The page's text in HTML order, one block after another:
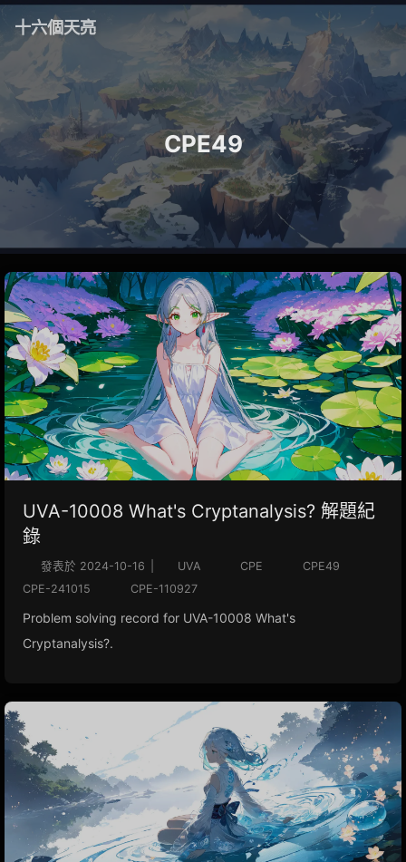
十六個天亮
CPE49
UVA-10008 What's Cryptanalysis? 解題紀
錄
發表於 2024-10-16 UVA CPE
CPE49
CPE-241015
CPE-110927
Problem solving record for UVA-10008 What's
Cryptanalysis?.